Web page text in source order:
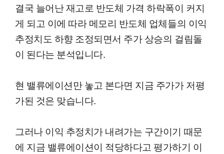
결국 늘어난 재고로 반도체 가격 하락폭이 커지
게 되고 이에 따라 메모리 반도체 업체들의 이익
추정치도 하향 조정되면서 주가 상승의 걸림돌
이 된다는 분석입니다.
현 밸류에이션만 놓고 본다면 지금 주가가 저평
가된 것은 맞습니다.
그러나 이익 추정치가 내려가는 구간이기 때문
에 지금 밸류에이션이 적당하다고 평가하기 이